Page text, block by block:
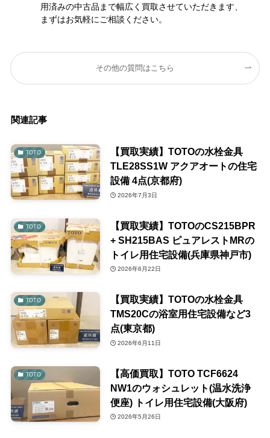
用済みの中古品まで幅広く買取させていただきます、
まずはお気軽にご相談ください。
その他の質問はこちら
関連記事
TOTO
【買取実績】TOTOの水栓金具
TLE28SS1W アクアオートの住宅
設備 4点(京都府)
2026年7月3日
TOTO
【買取実績】TOTOのCS215BPR
+ SH215BAS ピュアレストMRの
トイレ用住宅設備(兵庫県神戸市)
2026年6月22日
TOTO
【買取実績】TOTOの水栓金具
TMS20Cの浴室用住宅設備など3
点(東京都)
2026年6月11日
TOTO
【高価買取】TOTO TCF6624
NW1のウォシュレット(温水洗浄
便座) トイレ用住宅設備(大阪府)
2026年5月26日